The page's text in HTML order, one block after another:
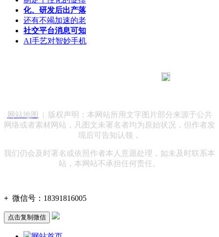
化、研发后出产落
还有不竭加速的老
社交平台消息可知
AI手艺对智妙手机
网站地图
| 版权声明：本网站所用文字图片部分来源于公共
网络或者素材网站，凡图文未署名者均为原始状况，但作者发
现后可告知认领，
我们仍会及时署名或依照作者本人意愿处理，如未及时联系本
站，本网站不承担任何责任。
+ 微信号： 18391816005
点击复制微信